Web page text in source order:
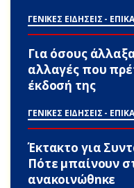
ΓΕΝΙΚΕΣ ΕΙΔΗΣΕΙΣ -
Για όσους
αλλαγές που
έκδοσή της
ΓΕΝΙΚΕΣ ΕΙΔΗΣΕΙΣ -
Έκτακτο για
Πότε μπαίνουν
ανακοινώθnκε